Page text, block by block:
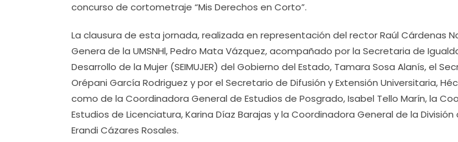
concurso de cortometraje “Mis Derechos en Corto”.
La clausura de esta jornada, realizada en representación del rector Raúl Cárdenas
Genera de la UMSNHl, Pedro Mata Vázquez, acompañado por la Secretaria de
Desarrollo de la Mujer (SEIMUJER) del Gobierno del Estado, Tamara Sosa Alanís, el
Orépani García Rodriguez y por el Secretario de Difusión y Extensión Universitaria,
como de la Coordinadora General de Estudios de Posgrado, Isabel Tello Marín, la
Estudios de Licenciatura, Karina Díaz Barajas y la Coordinadora General de la División
Erandi Cázares Rosales.